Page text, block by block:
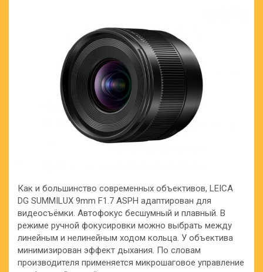
Как и большинство современных объективов, LEICA
DG SUMMILUX 9mm F1.7 ASPH адаптирован для
видеосъёмки. Автофокус бесшумный и плавный. В
режиме ручной фокусировки можно выбрать между
линейным и нелинейным ходом кольца. У объектива
минимизирован эффект дыхания. По словам
производителя применяется микрошаговое управление